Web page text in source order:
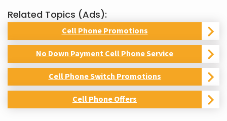
Related Topics (Ads):
Cell Phone Promotions
No Down Payment Cell Phone Service
Cell Phone Switch Promotions
Cell Phone Offers